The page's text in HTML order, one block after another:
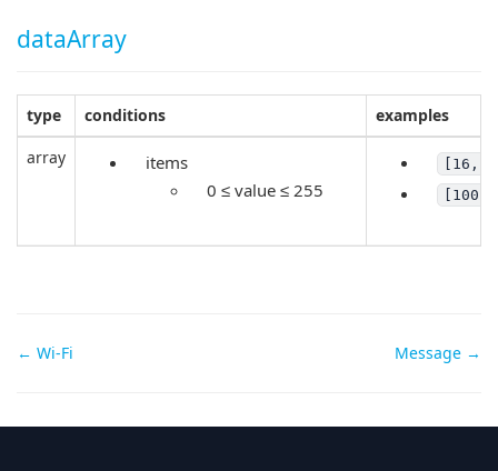
dataArray
type conditions
examples
array
items
0 ≤ value ≤ 255
[16,
Doc
← Wi-Fi Message →